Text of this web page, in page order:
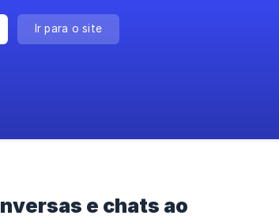
Ir para o site
e chats ao